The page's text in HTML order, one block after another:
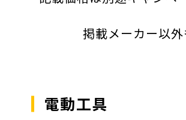
掲載メーカー以外
電動工具